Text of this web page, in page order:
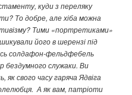
куди з переляку
То добре, але хіба можна
Тими «портретиками»
його в шерензі під
солдафон-фельдфебель
бездумного служаки. Ви
свого часу гаряча Ядвіга
А як вам, патріоти